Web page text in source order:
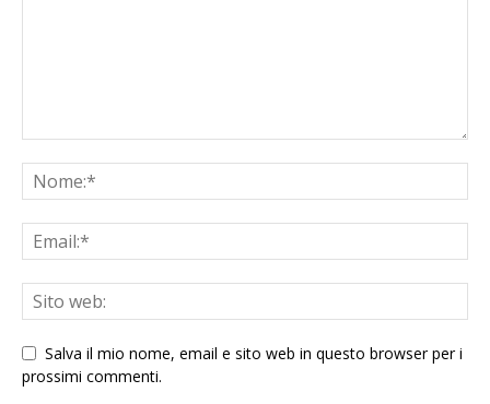
Salva il mio nome, email e sito web in questo browser per i
prossimi commenti.